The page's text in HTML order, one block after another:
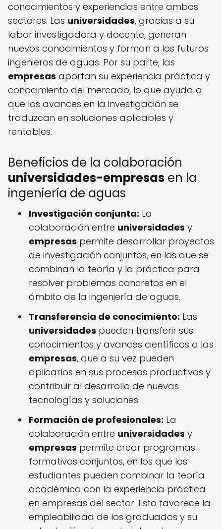
conocimientos y experiencias entre ambos
sectores. Las universidades, gracias a su
labor investigadora y docente, generan
nuevos conocimientos y forman a los futuros
ingenieros de aguas. Por su parte, las
empresas aportan su experiencia práctica y
conocimiento del mercado, lo que ayuda a
que los avances en la investigación se
traduzcan en soluciones aplicables y
rentables.
Beneficios de la colaboración
universidades-empresas en la
ingeniería de aguas
Investigación conjunta: La
colaboración entre universidades y
empresas permite desarrollar proyectos
de investigación conjuntos, en los que se
combinan la teoría y la práctica para
resolver problemas concretos en el
ámbito de la ingeniería de aguas.
Transferencia de conocimiento: Las
universidades pueden transferir sus
conocimientos y avances científicos a las
empresas, que a su vez pueden
aplicarlos en sus procesos productivos y
contribuir al desarrollo de nuevas
tecnologías y soluciones.
Formación de profesionales: La
colaboración entre universidades y
empresas permite crear programas
formativos conjuntos, en los que los
estudiantes pueden combinar la teoría
académica con la experiencia práctica
en empresas del sector. Esto favorece la
empleabilidad de los graduados y su